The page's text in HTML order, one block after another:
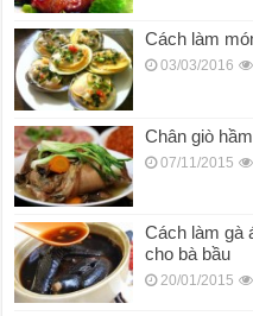
Cách làm
03/03/2016
Chân giò
07/11/2015
Cách làm gà
cho bà bầu
20/01/2015